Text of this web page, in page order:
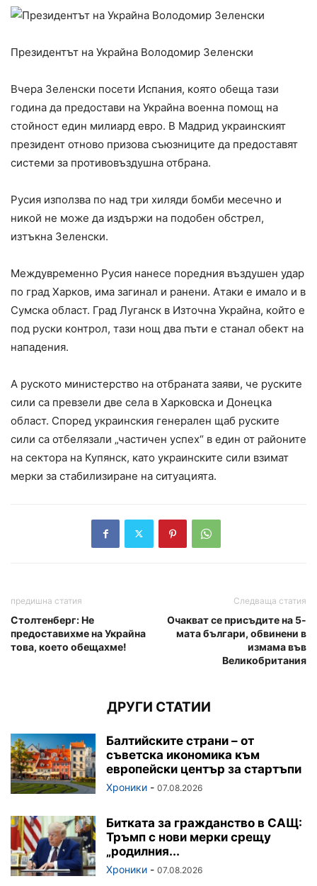
Президентът на Украйна Володомир Зеленски
Вчера Зеленски посети Испания, която обеща тази
година да предостави на Украйна военна помощ на
стойност един милиард евро. В Мадрид украинският
президент отново призова съюзниците да предоставят
системи за противовъздушна отбрана.
Русия използва по над три хиляди бомби месечно и
никой не може да издържи на подобен обстрел,
изтъкна Зеленски.
Междувременно Русия нанесе поредния въздушен удар
по град Харков, има загинал и ранени. Атаки е имало и в
Сумска област. Град Луганск в Източна Украйна, който е
под руски контрол, тази нощ два пъти е станал обект на
нападения.
А руското министерство на отбраната заяви, че руските
сили са превзели две села в Харковска и Донецка
област. Според украинския генерален щаб руските
сили са отбелязали „частичен успех“ в един от районите
на сектора на Купянск, като украинските сили взимат
мерки за стабилизиране на ситуацията.
предишна статия
Столтенберг: Не
предоставихме на Украйна
това, което обещахме!
Следваща статия
Очакват се присъдите на 5-
мата българи, обвинени в
измама във
Великобритания
ДРУГИ СТАТИИ
Балтийските страни – от
съветска икономика към
европейски център за стартъпи
Хроники - 07.08.2026
Битката за гражданство в САЩ:
Тръмп с нови мерки срещу
„родилния...
Хроники - 07.08.2026